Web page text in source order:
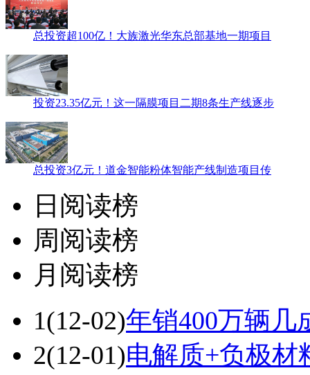
总投资超100亿！大族激光华东总部基地一期项目
投资23.35亿元！这一隔膜项目二期8条生产线逐步
总投资3亿元！道金智能粉体智能产线制造项目传
日阅读榜
周阅读榜
月阅读榜
1(12-02)年销400万辆几
2(12-01)电解质+负极材